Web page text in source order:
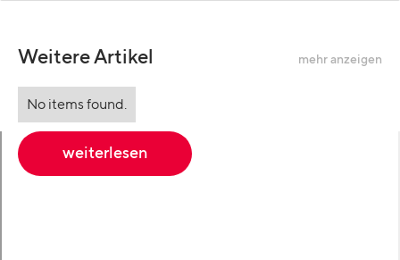
Weitere Artikel mehr anzeigen
No items found.
weiterlesen